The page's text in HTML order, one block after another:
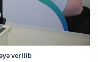
verilib